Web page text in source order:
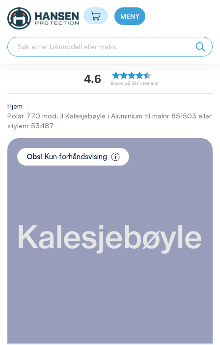
Min handlekurv
MENY
4.6 Basert på 587 stemmer
Hjem
Polar 770 mod. II Kalesjebøyle i Aluminium til malnr 851503 eller
stylenr 53487
Skip
Obs! Kun forhåndsvising